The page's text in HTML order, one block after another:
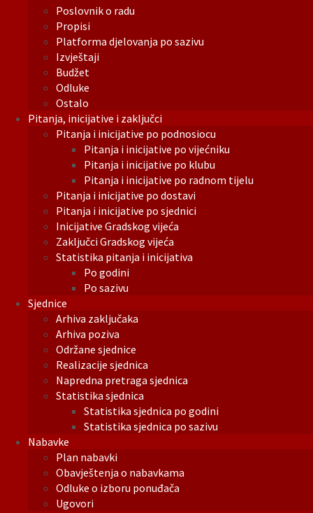
Poslovnik o radu
Propisi
Platforma djelovanja po sazivu
Izvještaji
Budžet
Odluke
Ostalo
Pitanja, inicijative i zaključci
Pitanja i inicijative po podnosiocu
Pitanja i inicijative po vijećniku
Pitanja i inicijative po klubu
Pitanja i inicijative po radnom tijelu
Pitanja i inicijative po dostavi
Pitanja i inicijative po sjednici
Inicijative Gradskog vijeća
Zaključci Gradskog vijeća
Statistika pitanja i inicijativa
Po godini
Po sazivu
Sjednice
Arhiva zaključaka
Arhiva poziva
Održane sjednice
Realizacije sjednica
Napredna pretraga sjednica
Statistika sjednica
Statistika sjednica po godini
Statistika sjednica po sazivu
Nabavke
Plan nabavki
Obavještenja o nabavkama
Odluke o izboru ponuđača
Ugovori